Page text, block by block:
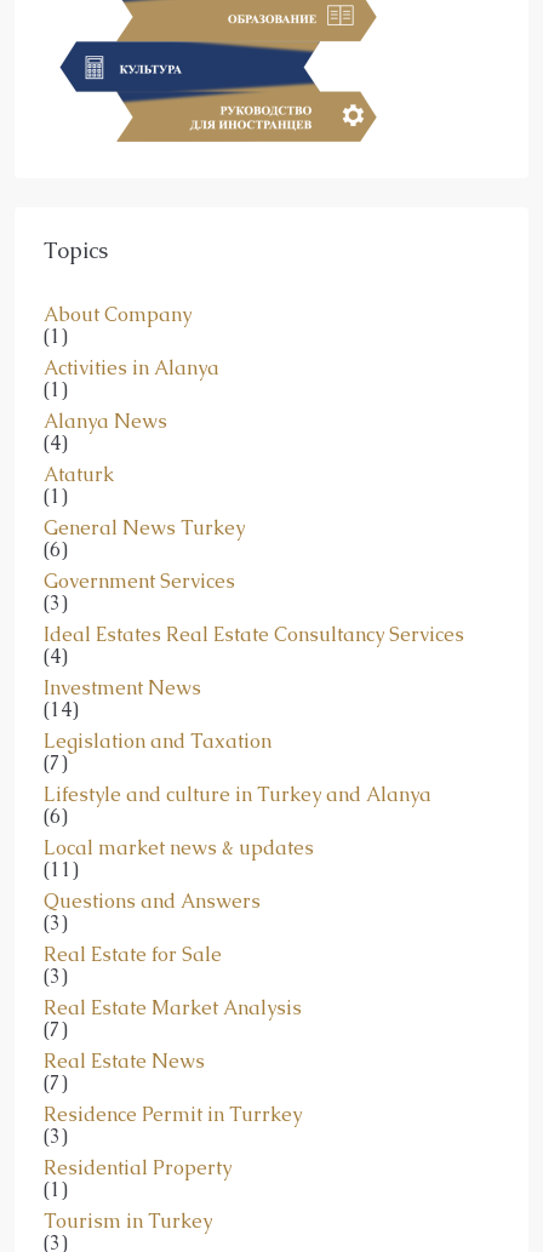
Topics
About Company
(1)
Activities in Alanya
(1)
Alanya News
(4)
Ataturk
(1)
General News Turkey
(6)
Government Services
(3)
Ideal Estates Real Estate Consultancy Services
(4)
Investment News
(14)
Legislation and Taxation
(7)
Lifestyle and culture in Turkey and Alanya
(6)
Local market news & updates
(11)
Questions and Answers
(3)
Real Estate for Sale
(3)
Real Estate Market Analysis
(7)
Real Estate News
(7)
Residence Permit in Turrkey
(3)
Residential Property
(1)
Tourism in Turkey
(3)